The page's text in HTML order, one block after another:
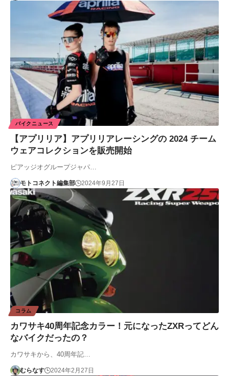
バイクニュース
【アプリリア】アプリリアレーシングの 2024 チーム
ウェアコレクションを販売開始
ピアッジオグループジャパ…
モトコネクト編集部 2024年9月27日
コラム
カワサキ40周年記念カラー！元になったZXRってどん
なバイクだったの？
カワサキから、40周年記…
むらなす 2024年2月27日